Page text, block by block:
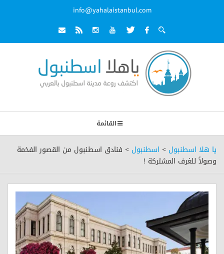
info@yahalaistanbul.com
القائمة
يا هلا اسطنبول > اسطنبول > فنادق اسطنبول من القصور الفخمة
وصولاً للغرف المشتركة !